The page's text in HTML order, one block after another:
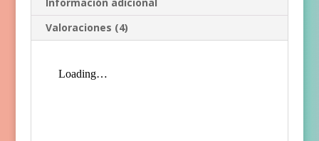
Valoraciones (4)